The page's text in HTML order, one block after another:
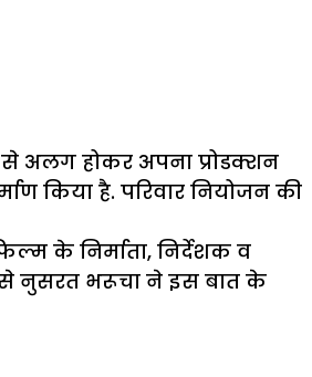
से अलग होकर अपना प्रोडक्शन
किया है. परिवार नियोजन की
के निर्माता, निर्देशक व
से नुसरत भरूचा ने इस बात के